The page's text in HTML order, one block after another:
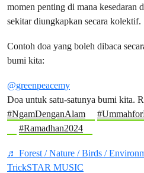
momen penting di mana kesedaran
sekitar diungkapkan secara kolektif.
Contoh doa yang boleh dibaca
bumi kita:
@greenpeacemy
Doa untuk satu-satunya bumi kita.
#NgamDenganAlam
#Ramadhan2024
♬ Forest / Nature / Birds /
TrickSTAR MUSIC